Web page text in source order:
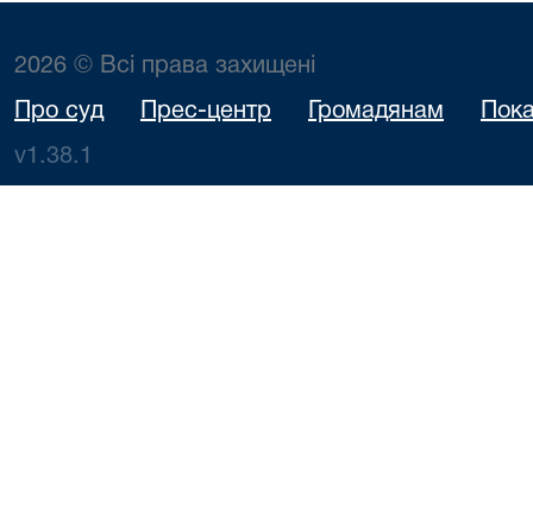
2026 © Всі права захищені
Про суд Прес-центр Громадянам
v1.38.1